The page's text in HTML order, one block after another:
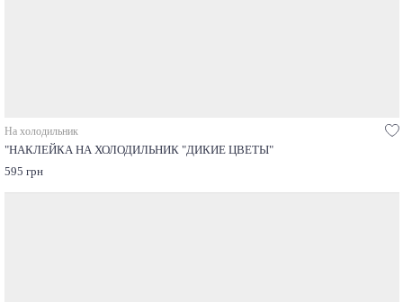
На холодильник
"НАКЛЕЙКА НА ХОЛОДИЛЬНИК "ДИКИЕ ЦВЕТЫ"
595 грн